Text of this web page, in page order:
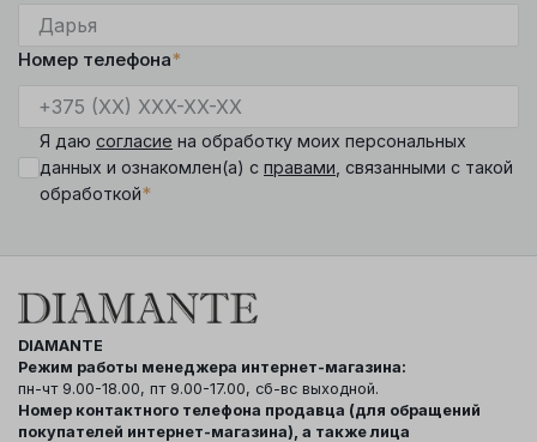
Номер телефона*
Я даю согласие на обработку моих персональных
данных и ознакомлен(а) с правами , связанными с такой
обработкой*
DIAMANTE
Режим работы менеджера интернет-магазина:
пн-чт 9.00-18.00, пт 9.00-17.00, сб-вс выходной.
Номер контактного телефона продавца (для обращений
покупателей интернет-магазина), а также лица